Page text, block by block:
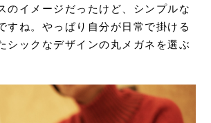
のイメージだったけど、シンプルな
すね。やっぱり自分が日常で掛ける
シックなデザインの丸メガネを選ぶ